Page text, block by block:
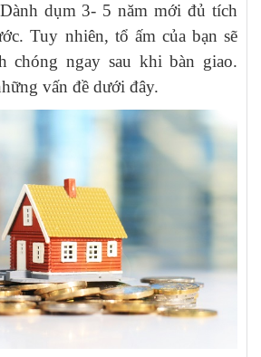
dụm 3- 5 năm mới đủ tích
Tuy nhiên, tổ ấm của bạn sẽ
chóng ngay sau khi bàn giao.
vấn đề dưới đây.